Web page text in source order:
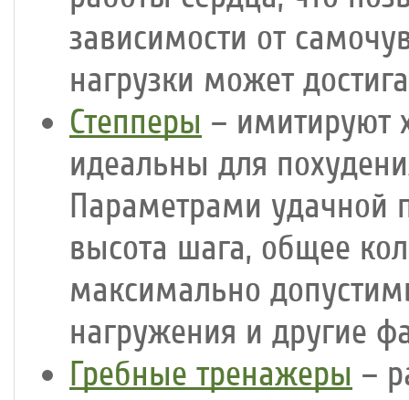
зависимости от
нагрузки может
Степперы – имитируют
идеальны для
Параметрами удачной
высота шага, общее
максимально
нагружения и другие
Гребные тренажеры –